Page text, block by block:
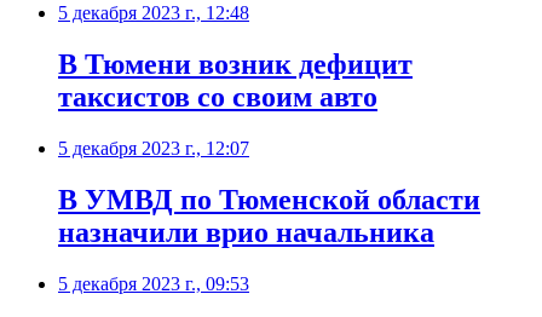
5 декабря 2023 г., 12:48
В Тюмени возник дефицит
таксистов со своим авто
5 декабря 2023 г., 12:07
В УМВД по Тюменской области
назначили врио начальника
5 декабря 2023 г., 09:53